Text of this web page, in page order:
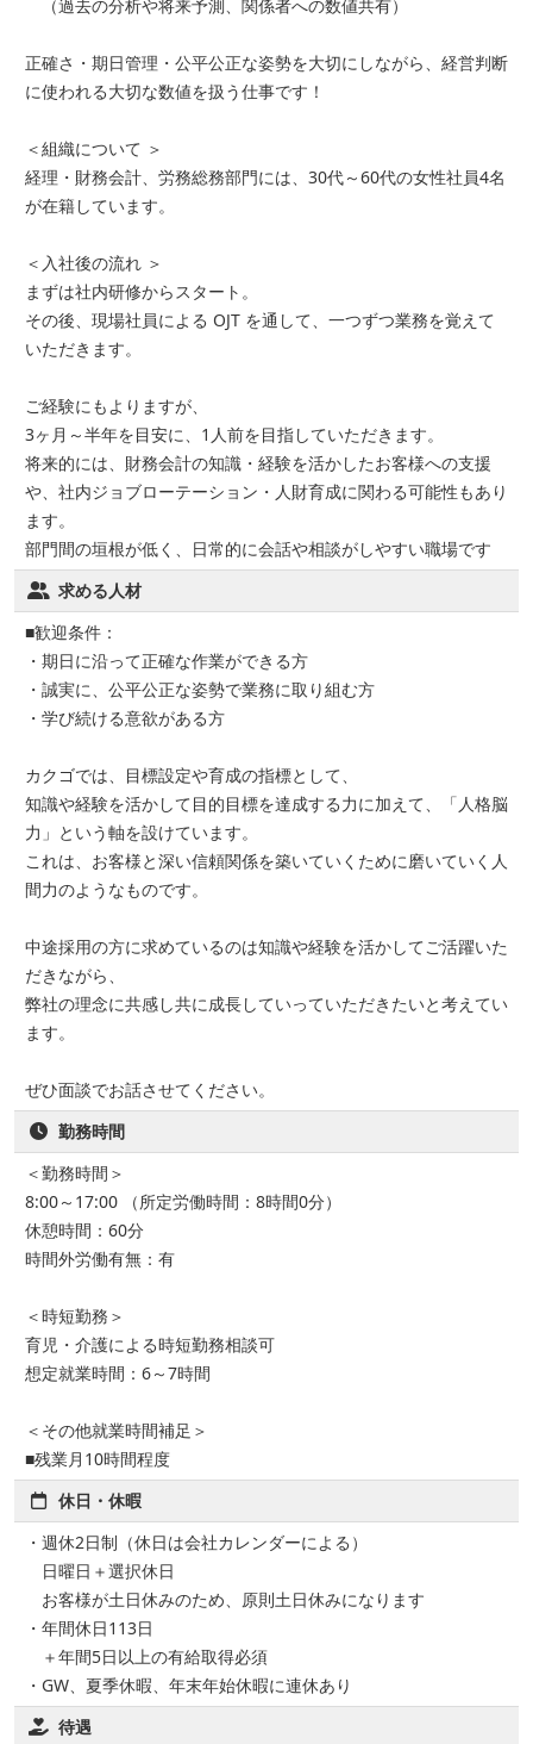
（過去の分析や将来予測、関係者への数値共有）
正確さ・期日管理・公平公正な姿勢を大切にしながら、経営判断
に使われる大切な数値を扱う仕事です！
＜組織について ＞
経理・財務会計、労務総務部門には、30代～60代の女性社員4名
が在籍しています。
＜入社後の流れ ＞
まずは社内研修からスタート。
その後、現場社員による OJT を通して、一つずつ業務を覚えて
いただきます。
ご経験にもよりますが、
3ヶ月～半年を目安に、1人前を目指していただきます。
将来的には、財務会計の知識・経験を活かしたお客様への支援
や、社内ジョブローテーション・人財育成に関わる可能性もあり
ます。
部門間の垣根が低く、日常的に会話や相談がしやすい職場です
求める人材
■歓迎条件：
・期日に沿って正確な作業ができる方
・誠実に、公平公正な姿勢で業務に取り組む方
・学び続ける意欲がある方
カクゴでは、目標設定や育成の指標として、
知識や経験を活かして目的目標を達成する力に加えて、「人格脳
力」という軸を設けています。
これは、お客様と深い信頼関係を築いていくために磨いていく人
間力のようなものです。
中途採用の方に求めているのは知識や経験を活かしてご活躍いた
だきながら、
弊社の理念に共感し共に成長していっていただきたいと考えてい
ます。
ぜひ面談でお話させてください。
勤務時間
＜勤務時間＞
8:00～17:00 （所定労働時間：8時間0分）
休憩時間：60分
時間外労働有無：有
＜時短勤務＞
育児・介護による時短勤務相談可
想定就業時間：6～7時間
＜その他就業時間補足＞
■残業月10時間程度
休日・休暇
・週休2日制（休日は会社カレンダーによる）
日曜日＋選択休日
お客様が土日休みのため、原則土日休みになります
・年間休日113日
＋年間5日以上の有給取得必須
・GW、夏季休暇、年末年始休暇に連休あり
待遇